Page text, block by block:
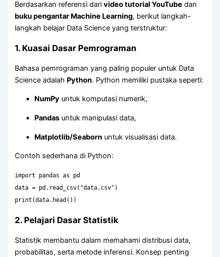
Berdasarkan referensi darivideo tutorial YouTube dan
buku pengantar Machine Learning, berikut langkah-
langkah belajar Data Science yang terstruktur:
1. Kuasai Dasar Pemrograman
Bahasa pemrograman yang paling populer untuk Data
Science adalah Python. Python memiliki pustaka seperti:
NumPy untuk komputasi numerik,
Pandas untuk manipulasi data,
Matplotlib/Seaborn untuk visualisasi data.
Contoh sederhana di Python:
import pandasas
pd
data = pd.read_csv( "data.csv" )
print (data.head())
2. Pelajari Dasar Statistik
Statistik membantu dalam memahami distribusi data,
probabilitas, serta metode inferensi. Konsep penting